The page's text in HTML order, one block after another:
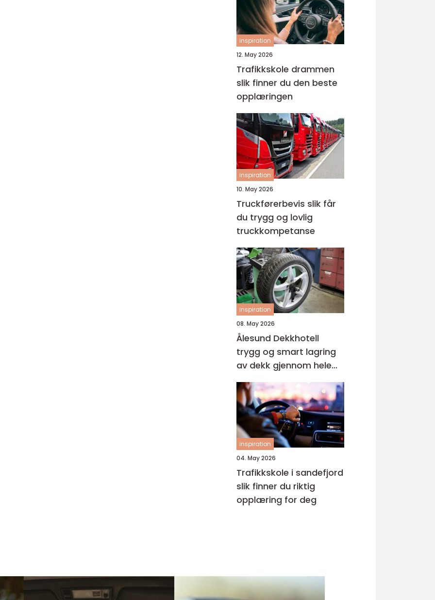
inspiration
12. May 2026
Trafikkskole drammen
slik finner du den beste
opplæringen
inspiration
10. May 2026
Truckførerbevis slik får
du trygg og lovlig
truckkompetanse
inspiration
08. May 2026
Ålesund Dekkhotell
trygg og smart lagring
av dekk gjennom hele
året
inspiration
04. May 2026
Trafikkskole i sandefjord
slik finner du riktig
opplæring for deg